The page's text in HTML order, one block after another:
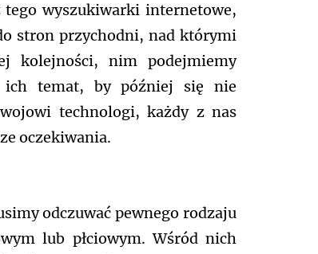
wyszukiwarki internetowe,
stron przychodni, nad którymi
kolejności, nim podejmiemy
ich temat, by później się nie
technologi, każdy z nas
oczekiwania.
odczuwać pewnego rodzaju
lub płciowym. Wśród nich